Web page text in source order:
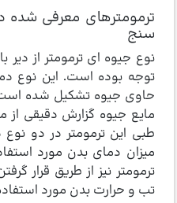
ترمومترهای معرفی
سنج
نوع جیوه ای ترمومتر از
توجه بوده است. این نوع
حاوی جیوه تشکیل شده
مایع جیوه گزارش دقیقی از
طبی این ترمومتر در دو
میزان دمای بدن مورد
ترمومتر نیز از طریق قرار
تب و حرارت بدن مورد